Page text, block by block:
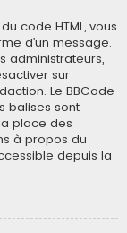
code HTML, vous
d’un message.
administrateurs,
sur
Le BBCode
balises sont
place des
à propos du
depuis la